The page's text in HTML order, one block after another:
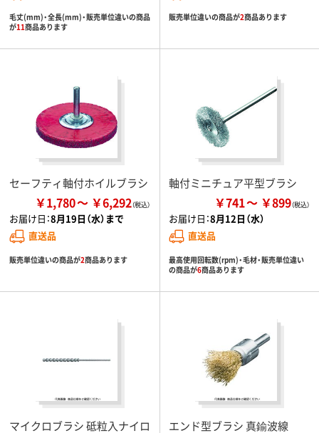
毛丈(mm)・全長(mm)・販売単位違いの商品
が11商品あります
販売単位違いの商品が2商品あります
セーフティ軸付ホイルブラシ
￥1,780 ￥6,292
お届け日：8月19日（水）まで
直送品
販売単位違いの商品が2商品あります
軸付ミニチュア平型ブラシ
￥741 ￥899
お届け日：8月12日（水）
直送品
最高使用回転数(rpm)・毛材・販売単位違い
の商品が6商品あります
マイクロブラシ 砥粒入ナイロ
エンド型ブラシ 真鍮波線